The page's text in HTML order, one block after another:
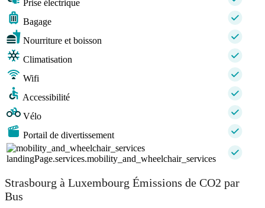
Prise électrique
Bagage
Nourriture et boisson
Climatisation
Wifi
Accessibilité
Vélo
Portail de divertissement
landingPage.services.mobility_and_wheelchair_services
Strasbourg à Luxembourg Émissions de CO2 par
Bus